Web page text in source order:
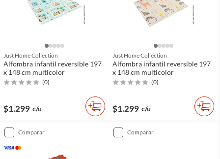
Just Home Collection
Alfombra infantil reversible 197
x 148 cm multicolor
(0)
$1.299 c/u
Just Home Collection
Alfombra infantil reversible 197
x 148 cm multicolor
(0)
$1.299 c/u
comparar comparar